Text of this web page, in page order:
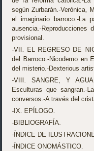
según Zurbarán.-Verónica,
el ima­ginario barroco.-La
ausencia.-Reproducciones
pro­visional.
-VII. EL REGRESO DE
del Barroco.-Nicodemo en
del misterio.-Dexterious
-VIII. SANGRE, Y
Esculturas que sangran.-
conversos.-A través del
-IX. EPÍLOGO.
-BIBLIOGRAFÍA.
-ÍNDICE DE
-ÍNDICE ONOMÁSTICO.